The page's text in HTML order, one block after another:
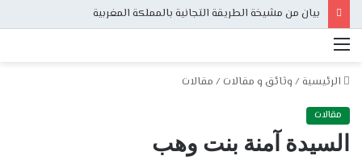
بيان من مشيخة الطريقة التجانية بالمملكة المغربية
الرئيسية / وثائق و مقالات / مقالات
مقالات
السيدة آمنة بنت وهب